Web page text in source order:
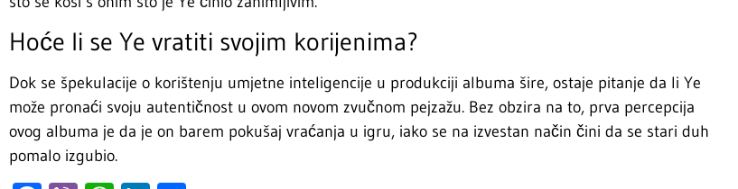
Hoće li se Ye vratiti svojim korijenima?
Dok se špekulacije o korištenju umjetne inteligencije u produkciji albuma šire, ostaje pitanje da li Ye
može pronaći svoju autentičnost u ovom novom zvučnom pejzažu. Bez obzira na to, prva percepcija
ovog albuma je da je on barem pokušaj vraćanja u igru, iako se na izvestan način čini da se stari duh
pomalo izgubio.